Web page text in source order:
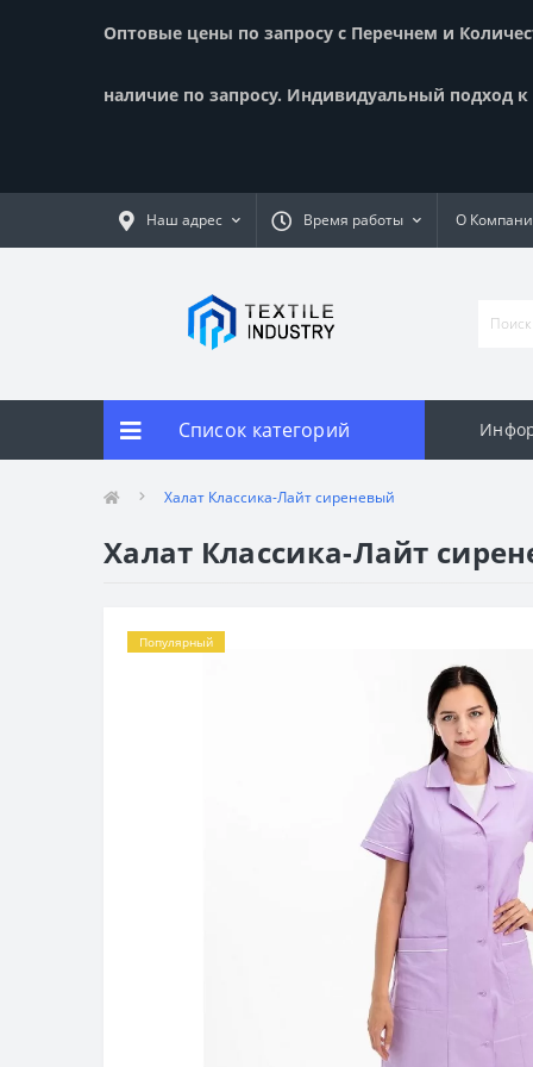
Оптовые цены по запросу с Перечнем и
наличие по запросу. Индивидуальный подход
Наш адрес Время работы О
Список категорий
Халат Классика-Лайт сиреневый
Халат Классика-Лайт
Популярный